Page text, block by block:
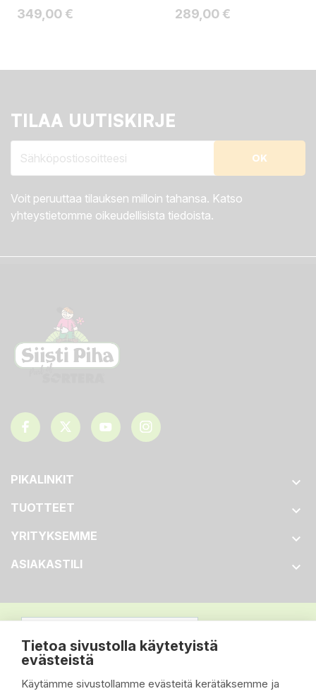
Tietoa sivustolla käytetyistä
evästeistä
Käytämme sivustollamme evästeitä kerätäksemme ja
Hinta
349,00 € Hinta
289,00 €
TILAA UUTISKIRJE
Voit peruuttaa tilauksen milloin tahansa. Katso
yhteystietomme oikeudellisista tiedoista.
PIKALINKIT 
TUOTTEET 
YRITYKSEMME 
ASIAKASTILI 